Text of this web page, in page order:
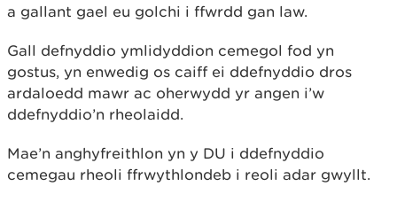
a gallant gael eu golchi i ffwrdd gan law.
Gall defnyddio ymlidyddion cemegol fod yn
gostus, yn enwedig os caiff ei ddefnyddio dros
ardaloedd mawr ac oherwydd yr angen i’w
ddefnyddio’n rheolaidd.
Mae’n anghyfreithlon yn y DU i ddefnyddio
cemegau rheoli ffrwythlondeb i reoli adar gwyllt.